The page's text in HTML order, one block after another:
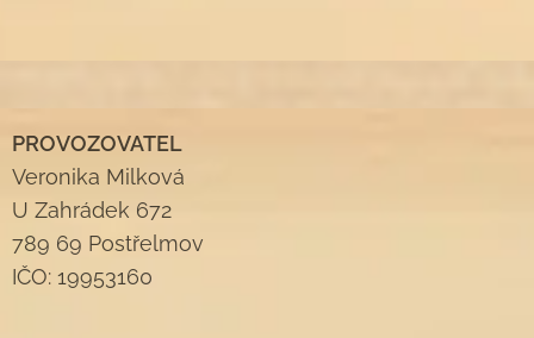
PROVOZOVATEL
Veronika Milková
U Zahrádek 672
789 69 Postřelmov
IČO: 19953160